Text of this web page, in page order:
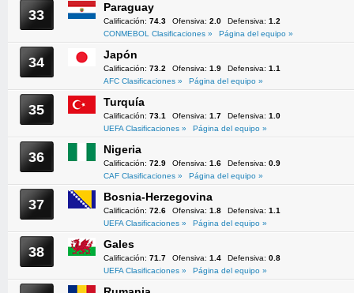
33 Paraguay
Calificación: 74.3 Ofensiva: 2.0 Defensiva: 1.2
CONMEBOL Clasificaciones »
Página del equipo »
34 Japón
Calificación: 73.2 Ofensiva: 1.9 Defensiva: 1.1
AFC Clasificaciones »
Página del equipo »
35 Turquía
Calificación: 73.1 Ofensiva: 1.7 Defensiva: 1.0
UEFA Clasificaciones »
Página del equipo »
36 Nigeria
Calificación: 72.9 Ofensiva: 1.6 Defensiva: 0.9
CAF Clasificaciones »
Página del equipo »
37 Bosnia-Herzegovina
Calificación: 72.6 Ofensiva: 1.8 Defensiva: 1.1
UEFA Clasificaciones »
Página del equipo »
38 Gales
Calificación: 71.7 Ofensiva: 1.4 Defensiva: 0.8
UEFA Clasificaciones »
Página del equipo »